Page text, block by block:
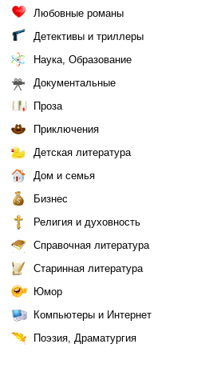
Любовные романы
Детективы и триллеры
Наука, Образование
Документальные
Проза
Приключения
Детская литература
Дом и семья
Бизнес
Религия и духовность
Справочная литература
Старинная литература
Юмор
Компьютеры и Интернет
Поэзия, Драматургия